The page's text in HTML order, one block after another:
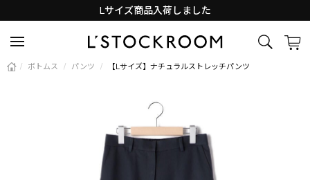
Lサイズ商品入荷しました
/ ボトムス / パンツ / 【Lサイズ】ナチュラルストレッチパンツ